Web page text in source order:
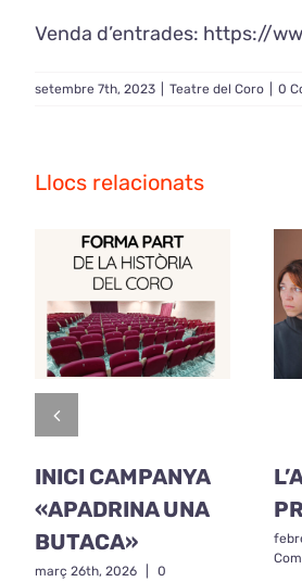
Venda d’entrades: https://
setembre 7th, 2023 Teatre del Coro 0
Llocs relacionats
INICI CAMPANYA
«APADRINA UNA
BUTACA»
març 26th, 2026
0